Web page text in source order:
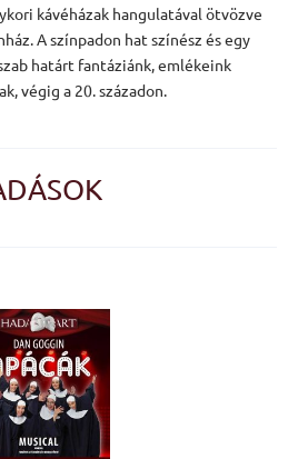
kávéházak hangulatával ötvözve
A színpadon hat színész és egy
határt fantáziánk, emlékeink
végig a 20. századon.